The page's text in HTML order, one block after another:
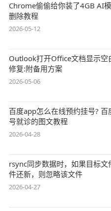
Chrome偷偷给你装了4GB AI
删除教程
2026-05-12
Outlook打开Office文档显示空
修复:附备用方案
2026-05-06
百度app怎么在线预约挂号? 百
号就诊的图文教程
2026-04-28
rsync同步数据时，如果目标文
件还新，则忽略该文件
2026-04-27